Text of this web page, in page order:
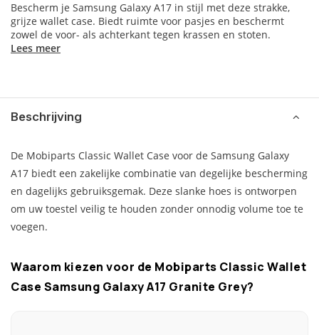
Bescherm je Samsung Galaxy A17 in stijl met deze strakke,
grijze wallet case. Biedt ruimte voor pasjes en beschermt
zowel de voor- als achterkant tegen krassen en stoten.
Lees meer
Beschrijving
De Mobiparts Classic Wallet Case voor de Samsung Galaxy
A17 biedt een zakelijke combinatie van degelijke bescherming
en dagelijks gebruiksgemak. Deze slanke hoes is ontworpen
om uw toestel veilig te houden zonder onnodig volume toe te
voegen.
Waarom kiezen voor de Mobiparts Classic Wallet
Case Samsung Galaxy A17 Granite Grey?